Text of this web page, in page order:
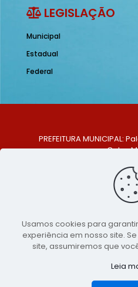
LEGISLAÇÃO
Municipal
Estadual
Federal
PREFEITURA MUNICIPAL:
Celso
Centro, São Bento do
TELEFONE:
E-MAIL:
Copyright 2021-2026 -
Prefeitura de São
publicidade
Usamos cookies para
experiência em nosso site.
site, assumiremos que
Leia